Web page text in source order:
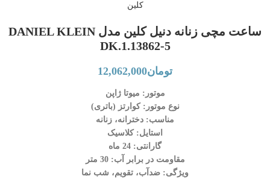
ساعت مچی زنانه دنیل کلین مدل DANIEL KLEIN
DK.1.13862-5
تومان12,062,000
موتور: میوتا ژاپن
نوع موتور: کوارتز (باتری)
مناسب: دخترانه، زنانه
استایل: کلاسیک
گارانتی: 24 ماه
مقاومت در برابر آب: 30 متر
ویژگی: ضدآب، تقویم، شب نما